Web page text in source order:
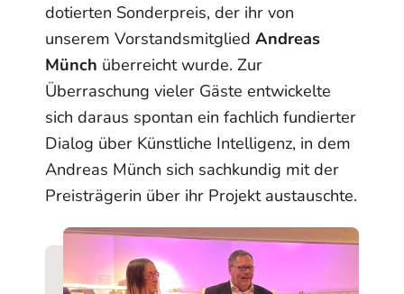
dotierten Sonderpreis, der ihr von
unserem Vorstandsmitglied Andreas
Münch überreicht wurde. Zur
Überraschung vieler Gäste entwickelte
sich daraus spontan ein fachlich fundierter
Dialog über Künstliche Intelligenz, in dem
Andreas Münch sich sachkundig mit der
Preisträgerin über ihr Projekt austauschte.